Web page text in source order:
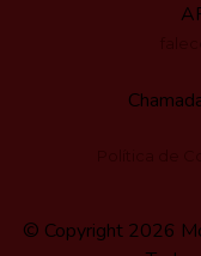
© Copyright 2026